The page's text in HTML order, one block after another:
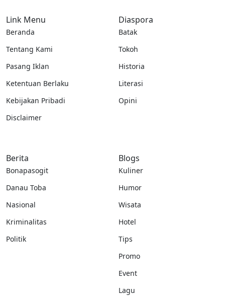
Link Menu
Beranda
Tentang Kami
Pasang Iklan
Ketentuan Berlaku
Kebijakan Pribadi
Disclaimer
Diaspora
Batak
Tokoh
Historia
Literasi
Opini
Berita
Bonapasogit
Danau Toba
Nasional
Kriminalitas
Politik
Blogs
Kuliner
Humor
Wisata
Hotel
Tips
Promo
Event
Lagu